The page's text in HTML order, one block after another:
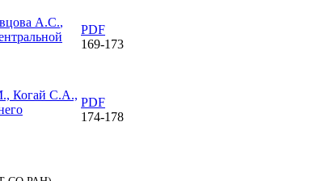
А.С.,
PDF
169-173
Когай С.А.,
PDF
174-178